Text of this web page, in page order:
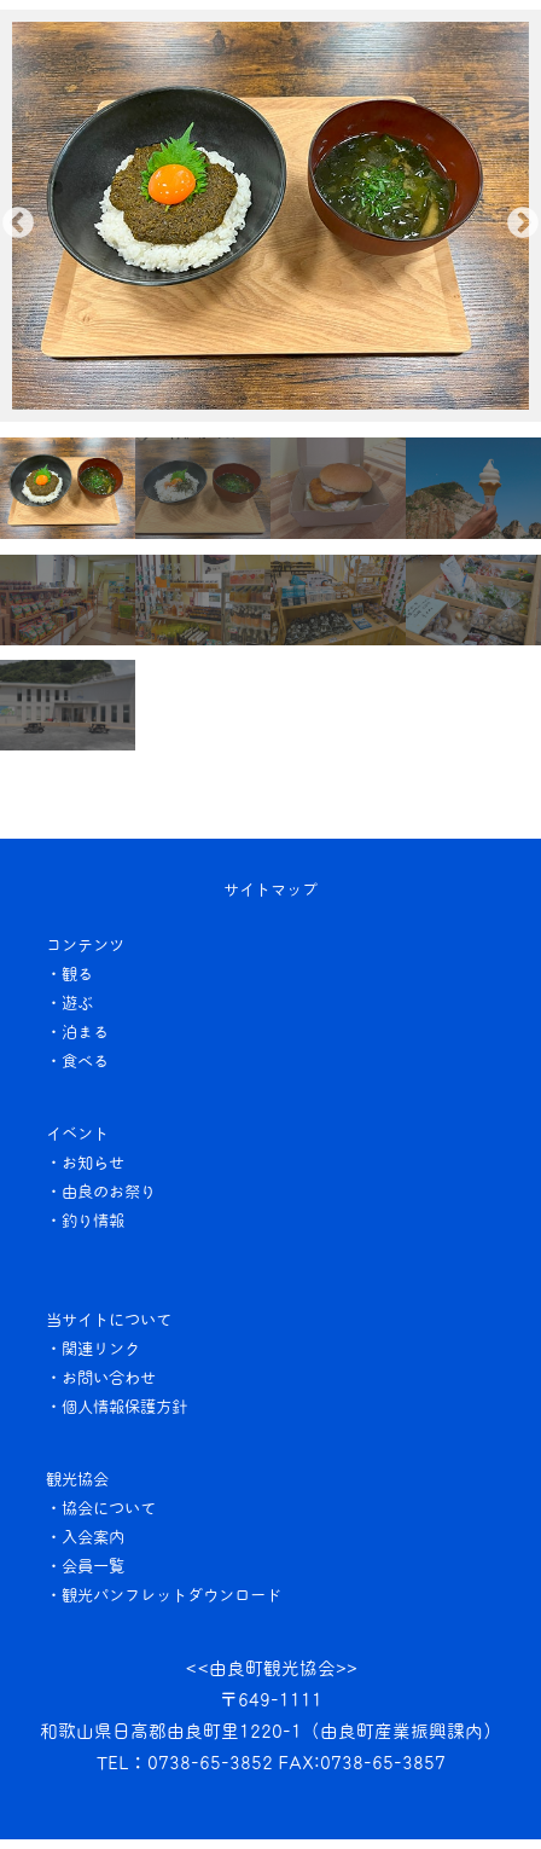
サイトマップ
コンテンツ
・観る
・遊ぶ
・泊まる
・食べる
イベント
・お知らせ
・由良のお祭り
・釣り情報
当サイトについて
・関連リンク
・お問い合わせ
・個人情報保護方針
観光協会
・協会について
・入会案内
・会員一覧
・観光パンフレット ダウンロード
<<由良町観光協会>>
〒649-1111
和歌山県日高郡由良町里1220-1
（由良町産業振興課内）
TEL：0738-65-3852 FAX:0738-65-3857